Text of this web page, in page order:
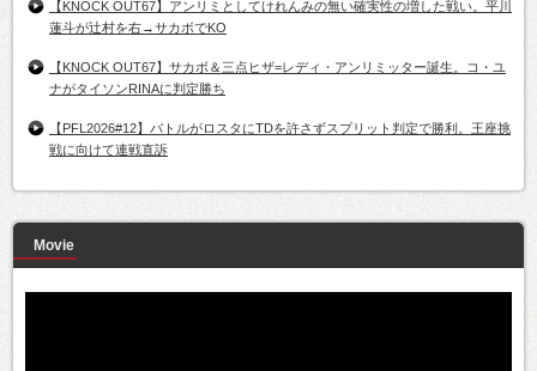
【KNOCK OUT67】アンリミとしてけれんみの無い確実性の増した戦い。平川
蓮斗が辻村を右→サカボでKO
【KNOCK OUT67】サカボ＆三点ヒザ=レディ・アンリミッター誕生。コ・ユ
ナがタイソンRINAに判定勝ち
【PFL2026#12】バトルがロスタにTDを許さずスプリット判定で勝利。王座挑
戦に向けて連戦直訴
Movie